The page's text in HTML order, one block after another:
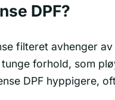
DPF?
filteret avhenger
forhold, som
DPF hyppigere,